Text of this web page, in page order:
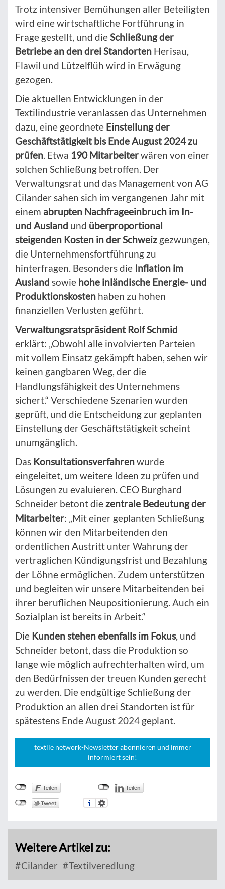
Trotz intensiver Bemühungen aller Beteiligten
wird eine wirtschaftliche Fortführung in
Frage gestellt, und dieSchließung der
Betriebe an den drei Standorten Herisau,
Flawil und Lützelflüh wird in Erwägung
gezogen.
Die aktuellen Entwicklungen in der
Textilindustrie veranlassen das Unternehmen
dazu, eine geordnete Einstellung der
Geschäftstätigkeit bis Ende August 2024 zu
prüfen. Etwa 190 Mitarbeiterwären von einer
solchen Schließung betroffen. Der
Verwaltungsrat und das Management von AG
Cilander sahen sich im vergangenen Jahr mit
einem abrupten Nachfrageeinbruch im In-
und Ausland und überproportional
steigenden Kosten in der Schweiz gezwungen,
die Unternehmensfortführung zu
hinterfragen. Besonders die Inflation im
Ausland sowie hohe inländische Energie- und
Produktionskosten haben zu hohen
finanziellen Verlusten geführt.
Verwaltungsratspräsident Rolf Schmid
erklärt: „Obwohl alle involvierten Parteien
mit vollem Einsatz gekämpft haben, sehen wir
keinen gangbaren Weg, der die
Handlungsfähigkeit des Unternehmens
sichert.“ Verschiedene Szenarien wurden
geprüft, und die Entscheidung zur geplanten
Einstellung der Geschäftstätigkeit scheint
unumgänglich.
Das Konsultationsverfahrenwurde
eingeleitet, um weitere Ideen zu prüfen und
Lösungen zu evaluieren. CEO Burghard
Schneider betont diezentrale Bedeutung der
Mitarbeiter: „Mit einer geplanten Schließung
können wir den Mitarbeitenden den
ordentlichen Austritt unter Wahrung der
vertraglichen Kündigungsfrist und Bezahlung
der Löhne ermöglichen. Zudem unterstützen
und begleiten wir unsere Mitarbeitenden bei
ihrer beruflichen Neupositionierung. Auch ein
Sozialplan ist bereits in Arbeit.“
Die Kunden stehen ebenfalls im Fokus, und
Schneider betont, dass die Produktion so
lange wie möglich aufrechterhalten wird, um
den Bedürfnissen der treuen Kunden gerecht
zu werden. Die endgültige Schließung der
Produktion an allen drei Standorten ist für
spätestens Ende August 2024 geplant.
textile network-Newsletter abonnieren und immer
informiert sein!
Weitere Artikel zu:
Cilander Textilveredlung